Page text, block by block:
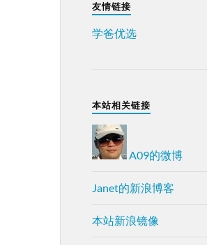
友情链接
学爸优选
本站相关链接
A09的微博
Janet的新浪博客
本站新浪镜像